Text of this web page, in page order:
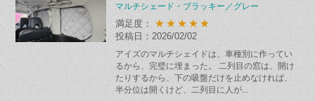
マルチシェード・ブラッキー／グレー
満足度： ★★★★★
投稿日：2026/02/02
アイズのマルチシェイドは、車種別に作ってい
るから、完璧に埋まった。 二列目の窓は、開け
たりするから、下の吸盤だけを止めなければ、
半分位は開くけど、二列目に人が...